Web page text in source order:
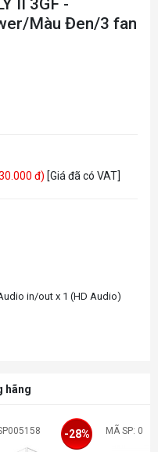
II 3GF -
Màu Đen/3 fan
đ) [Giá đã có VAT]
in/out x 1 (HD Audio)
hãng
-28% MÃ SP: 0